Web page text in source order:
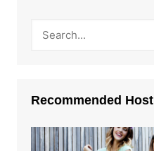
Recommended Host